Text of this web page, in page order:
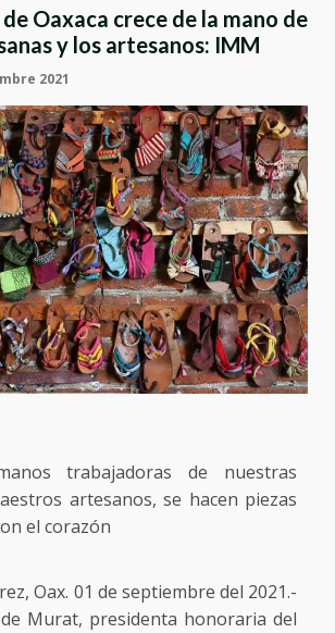
Oaxaca crece de la mano de
y los artesanos: IMM
2021
trabajadoras de nuestras
artesanos, se hacen piezas
el corazón
Oax. 01 de septiembre del 2021.-
Murat, presidenta honoraria del